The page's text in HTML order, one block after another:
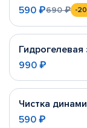
590 ₽690 ₽ -
990 ₽
Чистка
590 ₽